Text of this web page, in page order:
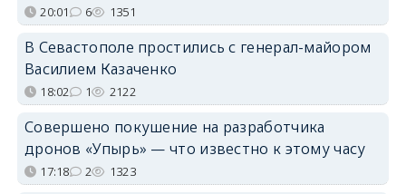
20:01 6 1351
В Севастополе простились с генерал-майором
Василием Казаченко
18:02 1 2122
Совершено покушение на разработчика
дронов «Упырь» — что известно к этому часу
17:18 2 1323